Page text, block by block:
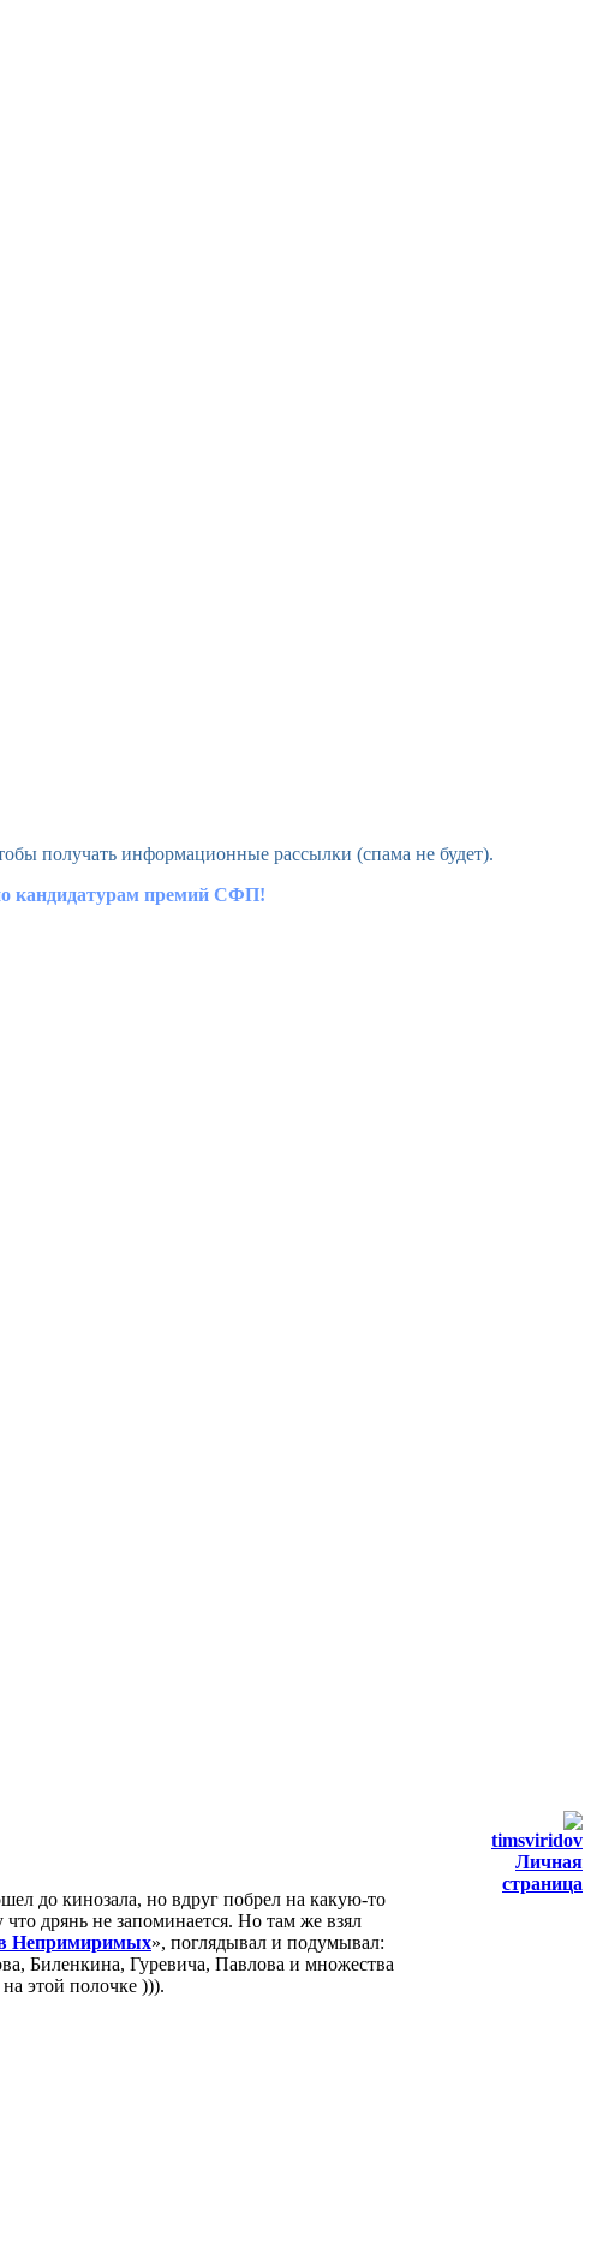
получать информационные рассылки (спама не будет).
кандидатурам премий СФП!
timsviridov
Личная
страница
до кинозала, но вдруг побрел на какую-то
дрянь не запоминается. Но там же взял
Непримиримых», поглядывал и подумывал:
Биленкина, Гуревича, Павлова и множества
этой полочке ))).